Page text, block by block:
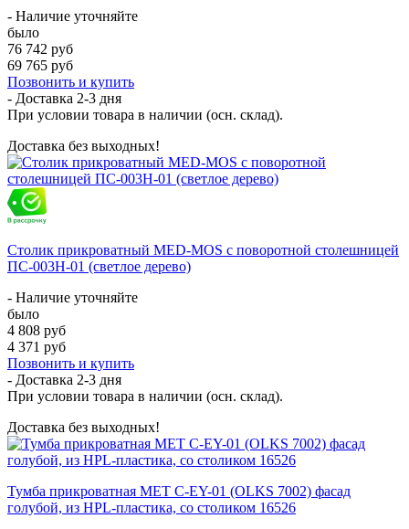
- Наличие уточняйте
было
76 742 руб
69 765 руб
Позвонить и купить
- Доставка 2-3 дня
При условии товара в наличии (осн. склад).
Доставка без выходных!
Столик прикроватный MED-MOS с поворотной столешницей
ПС-003Н-01 (светлое дерево)
- Наличие уточняйте
было
4 808 руб
4 371 руб
Позвонить и купить
- Доставка 2-3 дня
При условии товара в наличии (осн. склад).
Доставка без выходных!
Тумба прикроватная МЕТ C-EY-01 (OLKS 7002) фасад
голубой, из HPL-пластика, со столиком 16526